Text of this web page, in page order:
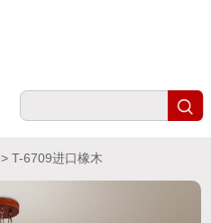
> T-6709进口橡木